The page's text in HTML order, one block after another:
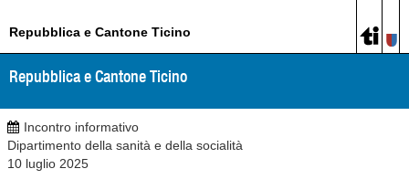
Repubblica e Cantone Ticino
Repubblica e Cantone Ticino
Incontro informativo
Dipartimento della sanità e della socialità
10 luglio 2025